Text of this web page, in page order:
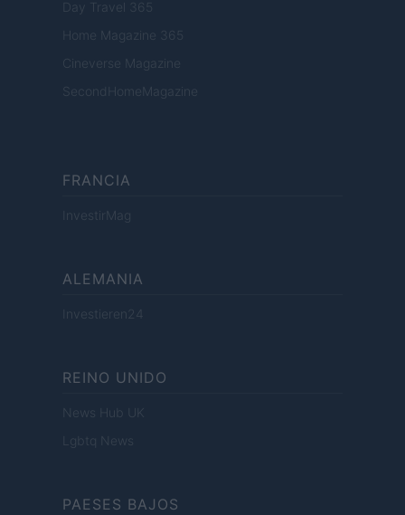
Day Travel 365
Home Magazine 365
Cineverse Magazine
SecondHomeMagazine
FRANCIA
InvestirMag
ALEMANIA
Investieren24
REINO UNIDO
News Hub UK
Lgbtq News
PAESES BAJOS